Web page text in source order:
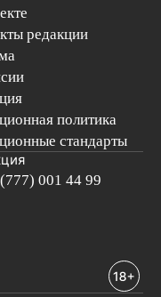
редакции
политика
стандарты
001 44 99